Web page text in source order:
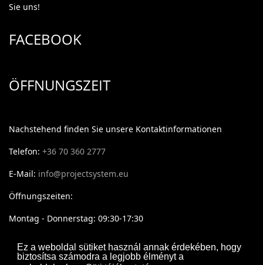
Ez a weboldal sütiket használ annak érdekében, hogy
biztosítsa számodra a legjobb élményt a
Sie uns!
FACEBOOK
ÖFFNUNGSZEIT
Nachstehend finden Sie unsere Kontaktinformationen
Telefon: +36 70 360 2777
E-Mail: info@projectsystem.eu
Öffnungszeiten:
Montag - Donnerstag: 09:30-17:30
Freitag: 09:30-16:30